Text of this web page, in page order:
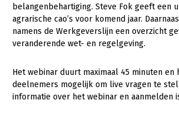
Bodem en water
Platteland en omgeving
Mens, ondernemerschap en onderwijs
Internationaal
Sectoren
belangenbehartiging. Steve Fok geeft een
agrarische cao’s voor komend jaar.
namens de Werkgeverslijn een overzicht
veranderende wet- en regelgeving.
Het webinar duurt maximaal 45 minuten en
deelnemers mogelijk om live vragen te
informatie over het webinar en aanmelden